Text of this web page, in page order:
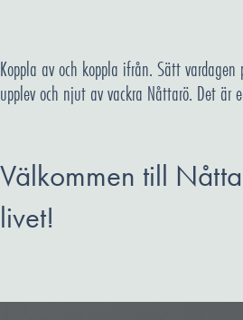
Koppla av och koppla ifrån. Sätt
upplev och njut av vackra Nåttarö. Det är
Välkommen till
livet!